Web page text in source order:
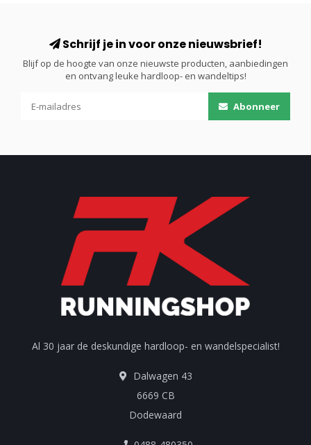
Schrijf je in voor onze nieuwsbrief!
Blijf op de hoogte van onze nieuwste producten, aanbiedingen
en ontvang leuke hardloop- en wandeltips!
Abonneer
Al 30 jaar de deskundige hardloop- en wandelspecialist!
Dalwagen 43
6669 CB
Dodewaard